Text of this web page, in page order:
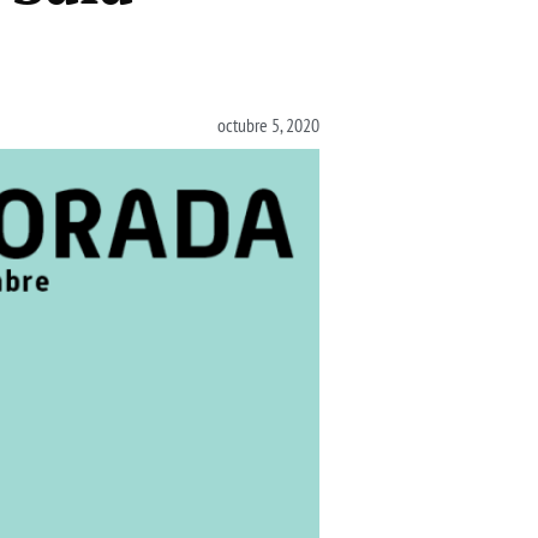
octubre 5, 2020